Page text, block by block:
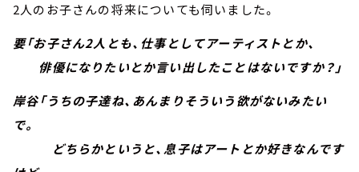
2人のお子さんの将来についても伺いました。
要「お子さん2人とも、仕事としてアーティストとか、
俳優になりたいとか言い出したことはないですか？」
岸谷「うちの子達ね、あんまりそういう欲がないみたい
で。
どちらかというと、息子はアートとか好きなんです